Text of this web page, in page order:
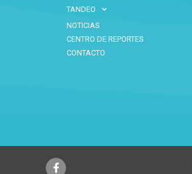
TANDEO
NOTICIAS
CENTRO DE REPORTES
CONTACTO